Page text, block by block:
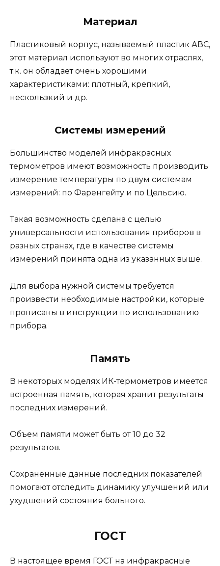
Материал
Пластиковый корпус, называемый пластик АВС,
этот материал используют во многих отраслях,
т.к. он обладает очень хорошими
характеристиками: плотный, крепкий,
нескользкий и др.
Системы измерений
Большинство моделей инфракрасных
термометров имеют возможность производить
измерение температуры по двум системам
измерений: по Фаренгейту и по Цельсию.
Такая возможность сделана с целью
универсальности использования приборов в
разных странах, где в качестве системы
измерений принята одна из указанных выше.
Для выбора нужной системы требуется
произвести необходимые настройки, которые
прописаны в инструкции по использованию
прибора.
Память
В некоторых моделях ИК-термометров имеется
встроенная память, которая хранит результаты
последних измерений.
Объем памяти может быть от 10 до 32
результатов.
Сохраненные данные последних показателей
помогают отследить динамику улучшений или
ухудшений состояния больного.
ГОСТ
В настоящее время ГОСТ на инфракрасные